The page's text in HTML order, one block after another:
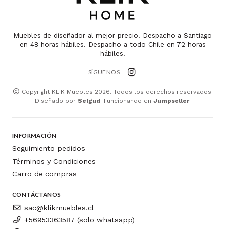
Muebles de diseñador al mejor precio. Despacho a Santiago
en 48 horas hábiles. Despacho a todo Chile en 72 horas
hábiles.
SÍGUENOS
Copyright KLIK Muebles 2026. Todos los derechos reservados.
Diseñado por Selgud. Funcionando en Jumpseller.
INFORMACIÓN
Seguimiento pedidos
Términos y Condiciones
Carro de compras
CONTÁCTANOS
sac@klikmuebles.cl
+56953363587 (solo whatsapp)